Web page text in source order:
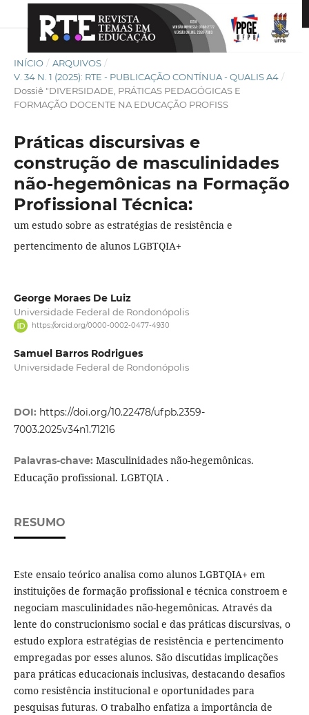
INÍCIO / ARQUIVOS /
V. 34 N. 1 (2025): RTE - PUBLICAÇÃO CONTÍNUA - QUALIS A4 /
Dossiê "DIVERSIDADE, PRÁTICAS PEDAGÓGICAS E
FORMAÇÃO DOCENTE NA EDUCAÇÃO PROFISS
Práticas discursivas e
construção de masculinidades
não-hegemônicas na Formação
Profissional Técnica:
um estudo sobre as estratégias de resistência e
pertencimento de alunos LGBTQIA+
George Moraes De Luiz
Universidade Federal de Rondonópolis
https://orcid.org/0000-0002-0477-4930
Samuel Barros Rodrigues
Universidade Federal de Rondonópolis
DOI: https://doi.org/10.22478/ufpb.2359-
7003.2025v34n1.71216
Palavras-chave: Masculinidades não-hegemônicas.
Educação profissional. LGBTQIA .
RESUMO
Este ensaio teórico analisa como alunos LGBTQIA+ em
instituições de formação profissional e técnica constroem e
negociam masculinidades não-hegemônicas. Através da
lente do construcionismo social e das práticas discursivas, o
estudo explora estratégias de resistência e pertencimento
empregadas por esses alunos. São discutidas implicações
para práticas educacionais inclusivas, destacando desafios
como resistência institucional e oportunidades para
pesquisas futuras. O trabalho enfatiza a importância de